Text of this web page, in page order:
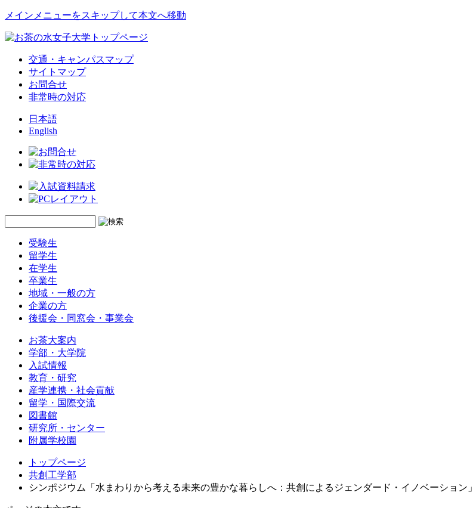
メインメニューをスキップして本文へ移動
交通・キャンパスマップ
サイトマップ
お問合せ
非常時の対応
日本語
English
受験生
留学生
在学生
卒業生
地域・一般の方
企業の方
後援会・同窓会・事業会
お茶大案内
学部・大学院
入試情報
教育・研究
産学連携・社会貢献
留学・国際交流
図書館
研究所・センター
附属学校園
トップページ
共創工学部
シンポジウム「水まわりから考える未来の豊かな暮らしへ：共創によるジェンダード・イノベーショ